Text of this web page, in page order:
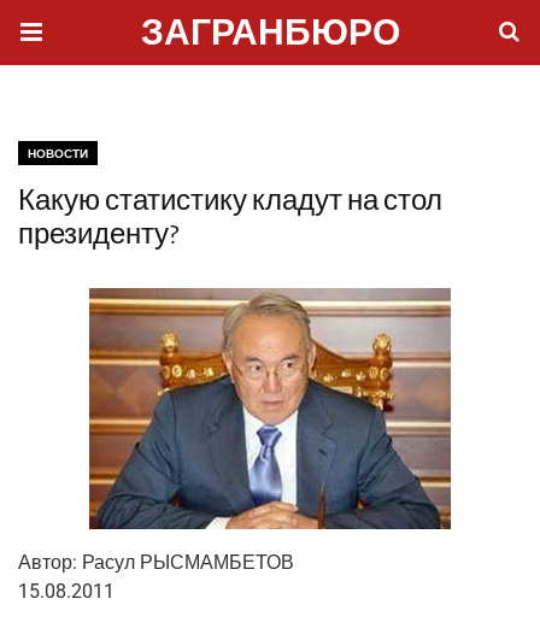
ЗАГРАНБЮРО
НОВОСТИ
Какую статистику кладут на стол
президенту?
Автор: Расул РЫСМАМБЕТОВ
15.08.2011